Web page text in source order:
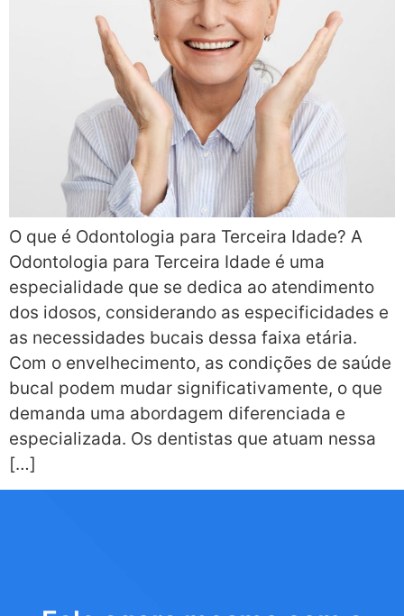
O que é Odontologia para Terceira Idade? A
Odontologia para Terceira Idade é uma
especialidade que se dedica ao atendimento
dos idosos, considerando as especificidades e
as necessidades bucais dessa faixa etária.
Com o envelhecimento, as condições de saúde
bucal podem mudar significativamente, o que
demanda uma abordagem diferenciada e
especializada. Os dentistas que atuam nessa
[…]